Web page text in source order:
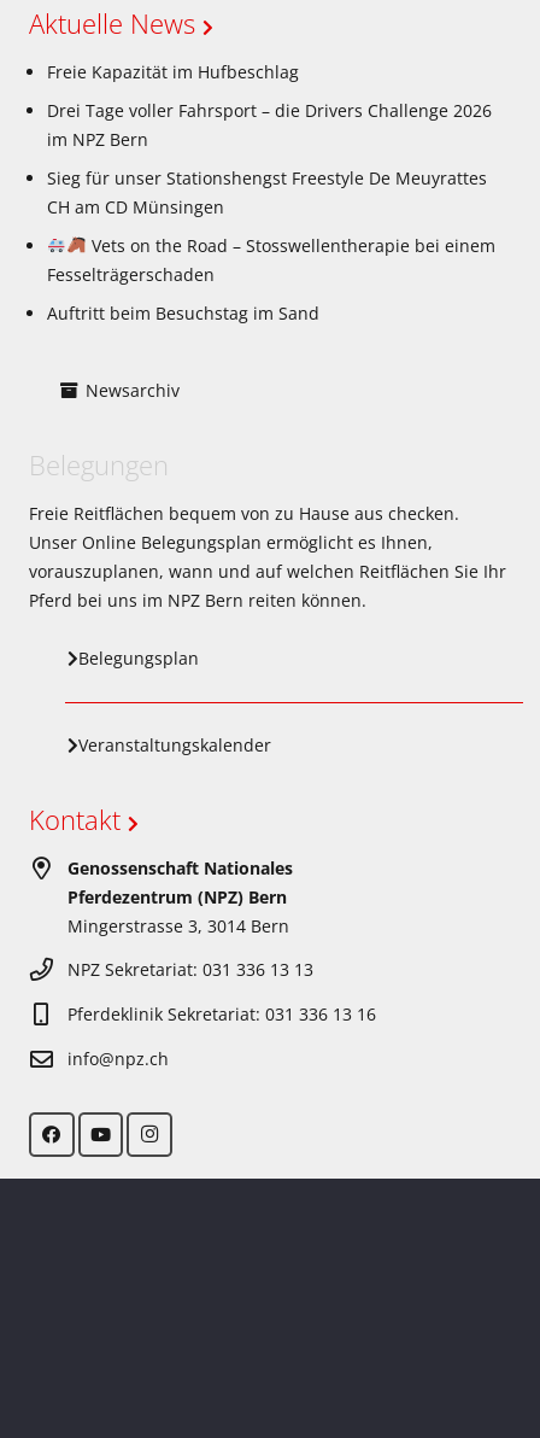
Aktuelle News
Freie Kapazität im Hufbeschlag
Drei Tage voller Fahrsport – die Drivers Challenge 2026
im NPZ Bern
Sieg für unser Stationshengst Freestyle De Meuyrattes
CH am CD Münsingen
Vets on the Road – Stosswellentherapie bei einem
Fesselträgerschaden
Auftritt beim Besuchstag im Sand
Newsarchiv
Belegungen
Freie Reitflächen bequem von zu Hause aus checken.
Unser Online Belegungsplan ermöglicht es Ihnen,
vorauszuplanen, wann und auf welchen Reitflächen Sie Ihr
Pferd bei uns im NPZ Bern reiten können.
Belegungsplan
Veranstaltungskalender
Kontakt
Genossenschaft Nationales
Pferdezentrum (NPZ) Bern
Mingerstrasse 3, 3014 Bern
NPZ Sekretariat: 031 336 13 13
Pferdeklinik Sekretariat: 031 336 13 16
info@npz.ch